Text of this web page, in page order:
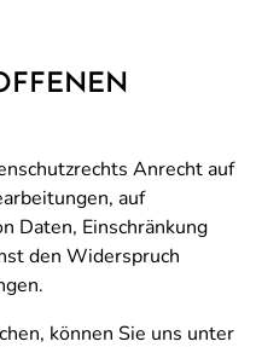
Anrecht auf
auf
Daten, Einschränkung
den Widerspruch
können Sie uns unter